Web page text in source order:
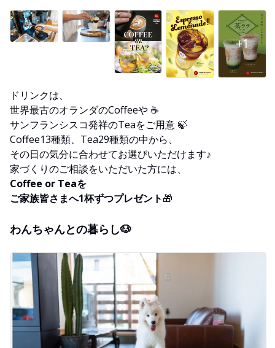
+1
ドリンクは、
世界最古のオランダのCoffeeや ☕
サンフランシスコ発祥のTeaをご用意 🍃
Coffee13種類、Tea29種類の中から、
その日の気分に合わせてお選びいただけます♪
家づくりのご相談をいただいた方には、
Coffee or Teaを
ご家族皆さまへ1杯ずつプレゼント🎁
わんちゃんとの暮らし🐶